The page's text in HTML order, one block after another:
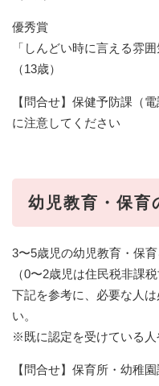
優秀賞
「しんどい時に言える雰
（13歳）
【問合せ】保健予防課（
に注意してください
幼児教育・保育
3〜5歳児の幼児教育・保
（0〜2歳児は住民税非課
下記を参考に、必要な人
い。
※既に認定を受けている
【問合せ】保育所・幼稚